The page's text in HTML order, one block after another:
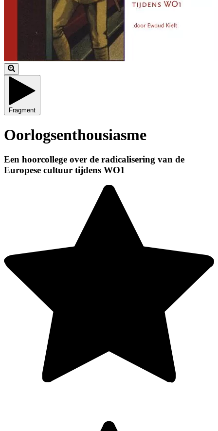
Fragment
Oorlogsenthousiasme
Een hoorcollege over de radicalisering van de
Europese cultuur tijdens WO1